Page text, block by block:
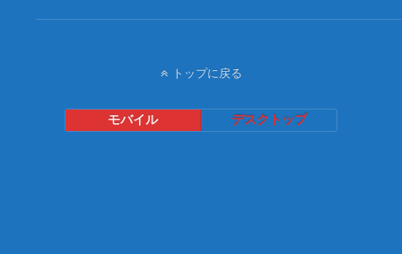
トップに戻る
モバイル デスクトップ